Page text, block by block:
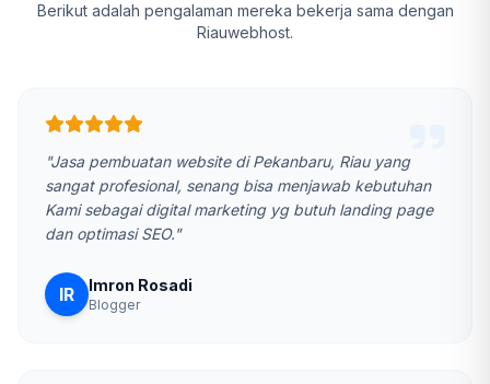
Berikut adalah pengalaman mereka bekerja sama dengan
Riauwebhost.
"Jasa pembuatan website di Pekanbaru, Riau yang
sangat profesional, senang bisa menjawab kebutuhan
Kami sebagai digital marketing yg butuh landing page
dan optimasi SEO."
IR Imron Rosadi
Blogger